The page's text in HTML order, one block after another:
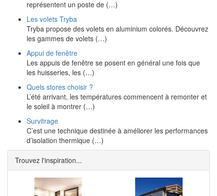
représentent un poste de (…)
Les volets Tryba
Tryba propose des volets en aluminium colorés. Découvrez
les gammes de volets (…)
Appui de fenêtre
Les appuis de fenêtre se posent en général une fois que
les huisseries, les (…)
Quels stores choisir ?
L’été arrivant, les températures commencent à remonter et
le soleil à montrer (…)
Survitrage
C’est une technique destinée à améliorer les performances
d’isolation thermique (…)
Trouvez l'inspiration...